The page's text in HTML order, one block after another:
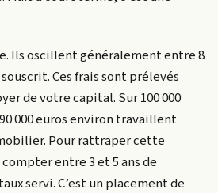
Ils oscillent généralement entre 8
Ces frais sont prélevés
de votre capital. Sur 100 000
000 euros environ travaillent
Pour rattraper cette
entre 3 et 5 ans de
servi. C’est un placement de